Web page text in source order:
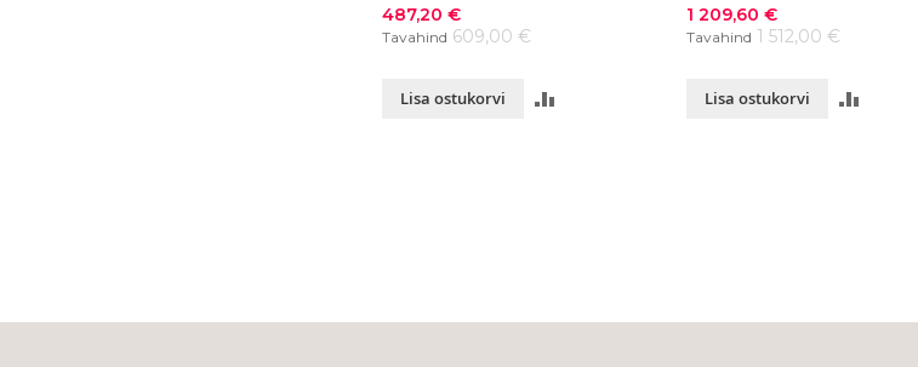
Soodushind
487,20 €
Tavahind 609,00 €
Lisa ostukorvi
Soodushind
1 209,60 €
Tavahind 1 512,00 €
Lisa ostukorvi